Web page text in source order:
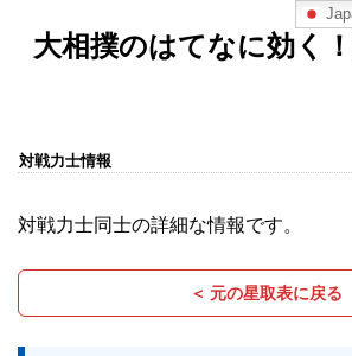
大相撲のはてなに効く
対戦力士情報
対戦力士同士の詳細な情報です。
＜ 元の星取表に戻る